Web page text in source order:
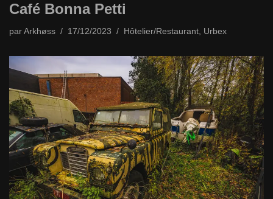
Café Bonna Petti
par Arkhøss 17/12/2023 Hôtelier/Restaurant, Urbex